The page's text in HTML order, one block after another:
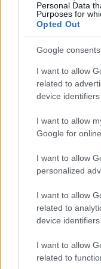
Personal Data
Purposes for
Opted Out
Google consents
I want to allow
related to
device identifiers
I want to allow
Google for
I want to allow
personalized
I want to allow
related to
device identifiers
I want to allow
related to
vročine, možne so
V torek ob
dajatvah občutna
Obvestila
Izklop elektrike:
pred 7 urami
Izklop elektrike: